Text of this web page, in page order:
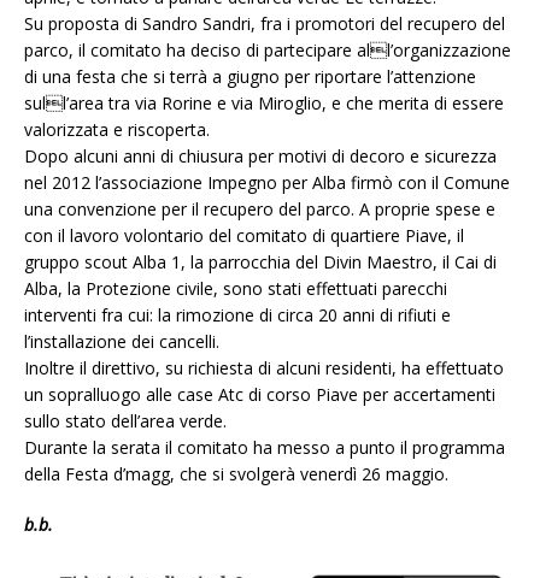
Su proposta di Sandro Sandri, fra i promotori del recupero del
parco, il comitato ha deciso di partecipare all’organizzazione
di una festa che si terrà a giugno per riportare l’attenzione
sull’area tra via Rorine e via Miroglio, e che merita di essere
valorizzata e riscoperta.
Dopo alcuni anni di chiusura per motivi di decoro e sicurezza
nel 2012 l’associazione Impegno per Alba firmò con il Comune
una convenzione per il recupero del parco. A proprie spese e
con il lavoro volontario del comitato di quartiere Piave, il
gruppo scout Alba 1, la parrocchia del Divin Maestro, il Cai di
Alba, la Protezione civile, sono stati effettuati parecchi
interventi fra cui: la rimozione di circa 20 anni di rifiuti e
l’installazione dei cancelli.
Inoltre il direttivo, su richiesta di alcuni residenti, ha effettuato
un sopralluogo alle case Atc di corso Piave per accertamenti
sullo stato dell’area verde.
Durante la serata il comitato ha messo a punto il programma
della Festa d’magg, che si svolgerà venerdì 26 maggio.
b.b.